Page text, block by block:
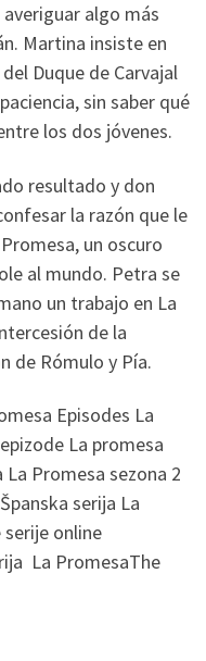
algo más
Martina insiste en
Duque de Carvajal
sin saber qué
los dos jóvenes.
resultado y don
la razón que le
un oscuro
al mundo. Petra se
un trabajo en La
de la
de Rómulo y Pía.
Episodes La
La promesa
Promesa sezona 2
serija La
serije online
La PromesaThe